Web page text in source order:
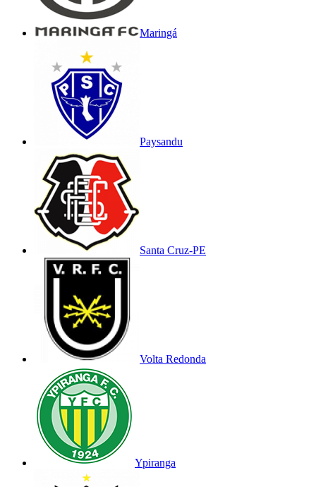
Maringá
Paysandu
Santa Cruz-PE
Volta Redonda
Ypiranga